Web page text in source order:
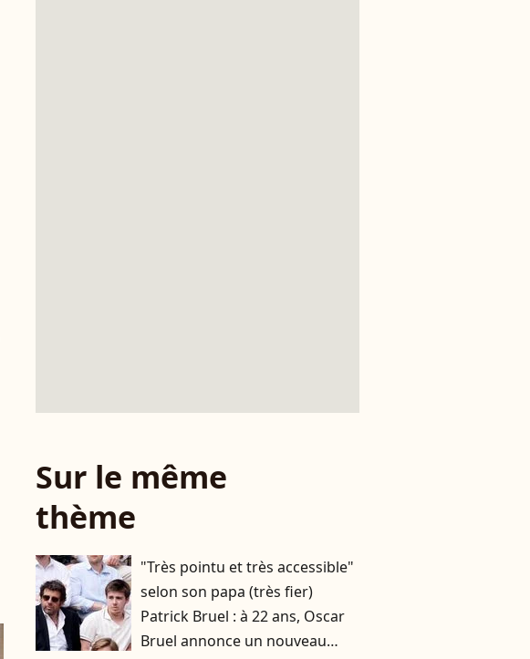
Sur le même
thème
"Très pointu et très accessible"
selon son papa (très fier)
Patrick Bruel : à 22 ans, Oscar
Bruel annonce un nouveau